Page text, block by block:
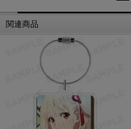
関連商品